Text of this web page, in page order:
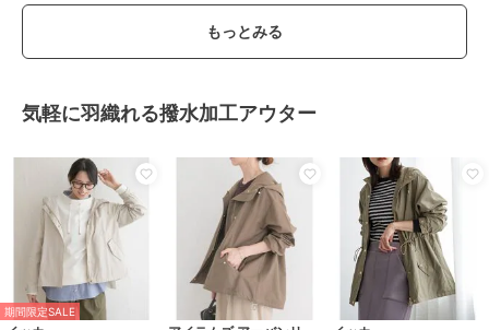
もっとみる
気軽に羽織れる撥水加工アウター
期間限定SALE